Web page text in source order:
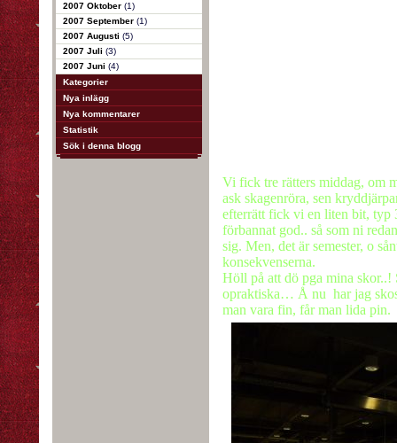
2007 Oktober (1)
2007 September (1)
2007 Augusti (5)
2007 Juli (3)
2007 Juni (4)
Kategorier
Nya inlägg
Nya kommentarer
Statistik
Sök i denna blogg
Vi fick tre rätters middag, om
ask skagenröra, sen
efterrätt fick vi en liten bit, typ
förbannat god.. så som ni
sig. Men, det är semester, o
konsekvenserna.
Höll på att dö pga mina skor..!
opraktiska… Å nu har jag
man vara fin, får man lida pin.